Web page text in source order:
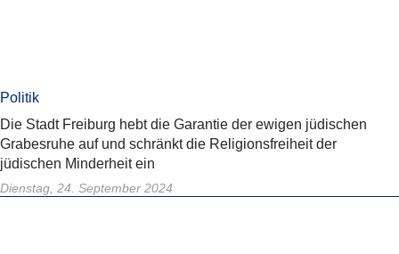
Politik
Die Stadt Freiburg hebt die Garantie der ewigen jüdischen
Grabesruhe auf und schränkt die Religionsfreiheit der
jüdischen Minderheit ein
Dienstag, 24. September 2024